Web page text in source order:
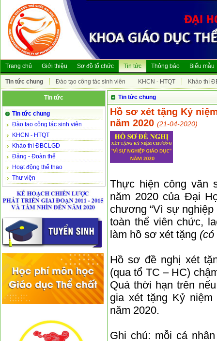
Trang chủ Giới thiệu Sơ đồ tổ chức Tin tức
Tin tức chung Đào tạo công tác sinh viên KHCN - HTQT Khảo thí
Thông báo Biểu mẫu
Tin tức
Tin tức chung
Đào tạo công tác sinh viên
KHCN - HTQT
Khảo thí ĐBCLGD
Đảng - Đoàn thể
Hoạt động thể thao
Thư viện
Tin tức chung
Hồ sơ xét tặng Kỷ
năm 2020 (21-04-2020)
Thực hiện công văn
năm 2020 của Đại
chương “Vì sự nghiệp
toàn thể viên chức,
làm hồ sơ xét tặng (có
Hồ sơ đề nghị xét
(qua tổ TC – HC)
Quá thời hạn trên
gia xét tặng Kỷ niệm
năm 2020.
Ghi chú: mỗi cá